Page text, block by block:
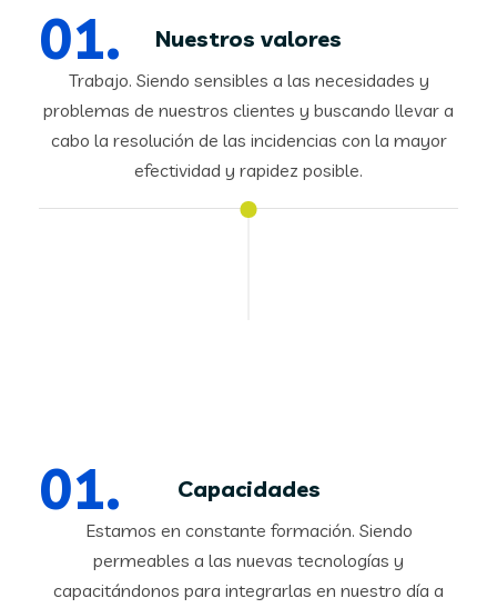
Nuestros valores
Trabajo. Siendo sensibles a las necesidades y
problemas de nuestros clientes y buscando llevar a
cabo la resolución de las incidencias con la mayor
efectividad y rapidez posible.
Capacidades
Estamos en constante formación. Siendo
permeables a las nuevas tecnologías y
capacitándonos para integrarlas en nuestro día a